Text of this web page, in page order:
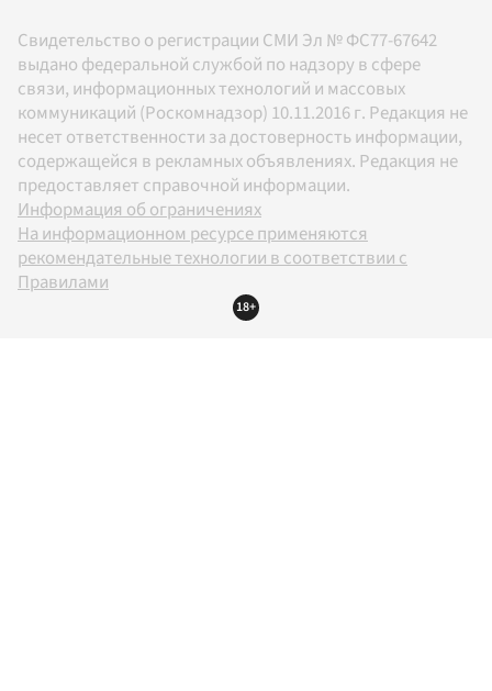
Свидетельство о регистрации СМИ Эл № ФС77-67642
выдано федеральной службой по надзору в сфере
связи, информационных технологий и массовых
коммуникаций (Роскомнадзор) 10.11.2016 г. Редакция не
несет ответственности за достоверность информации,
содержащейся в рекламных объявлениях. Редакция не
предоставляет справочной информации.
Информация об ограничениях
На информационном ресурсе применяются
рекомендательные технологии в соответствии с
Правилами
18+